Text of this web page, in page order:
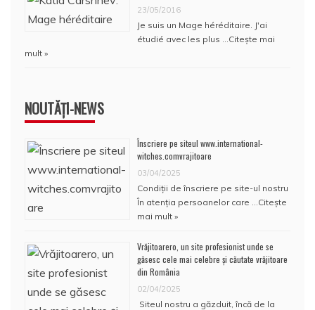
23/05/2016
Je suis un Mage héréditaire. J'ai
étudié avec les plus … Citește mai
mult »
NOUTĂȚI-NEWS
Înscriere pe siteul www.international-
witches.comvrajitoare
03/04/2025
Condiţii de înscriere pe site-ul nostru
În atenţia persoanelor care … Citește
mai mult »
Vrăjitoarero, un site profesionist unde se
găsesc cele mai celebre și căutate vrăjitoare
din România
02/04/2025
Siteul nostru a găzduit, încă de la